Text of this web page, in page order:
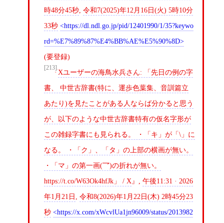
時48分45秒, 令和7(2025)年12月16日(火) 5時10分
33秒
https://dl.ndl.go.jp/pid/12401990/1/35?keywo
rd=%E7%89%87%E4%BB%AE%E5%90%8D
(要登録)
[213]
Xユーザーの海鳥水兵さん: 「先日の例の字
書、 中世古辞書(特に、運歩色葉集、音訓篇立
あたり)を見たことがある人ならば分かると思う
が、以下のような中世古辞書特有の仮名字形が
この雑録字書にも見られる。 ・「キ」が「\」に
なる。 ・「ク」、「タ」の上部の横画が無い。
・「マ」の第一画(乛)の折れが無い。
https://t.co/W63Ok4hfJk」 / X
, 午後11:31 · 2026
年1月21日, 令和8(2026)年1月22日(木) 2時45分23
秒
https://x.com/xWcvlUa1jn96009/status/2013982